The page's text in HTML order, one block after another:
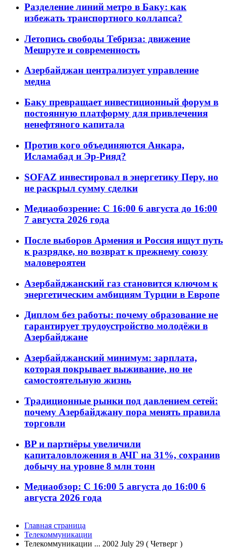
Разделение линий метро в Баку: как
избежать транспортного коллапса?
Летопись свободы Тебриза: движение
Мешруте и современность
Азербайджан централизует управление
медиа
Баку превращает инвестиционный форум в
постоянную платформу для привлечения
ненефтяного капитала
Против кого объединяются Анкара,
Исламабад и Эр-Рияд?
SOFAZ инвестировал в энергетику Перу, но
не раскрыл сумму сделки
Медиаобозрение: С 16:00 6 августа до 16:00
7 августа 2026 года
После выборов Армения и Россия ищут путь
к разрядке, но возврат к прежнему союзу
маловероятен
Азербайджанский газ становится ключом к
энергетическим амбициям Турции в Европе
Диплом без работы: почему образование не
гарантирует трудоустройство молодёжи в
Азербайджане
Азербайджанский минимум: зарплата,
которая покрывает выживание, но не
самостоятельную жизнь
Традиционные рынки под давлением сетей:
почему Азербайджану пора менять правила
торговли
BP и партнёры увеличили
капиталовложения в АЧГ на 31%, сохранив
добычу на уровне 8 млн тонн
Медиаобзор: С 16:00 5 августа до 16:00 6
августа 2026 года
Главная страница
Телекоммуникации
Телекоммуникации ... 2002 July 29 ( Четверг )